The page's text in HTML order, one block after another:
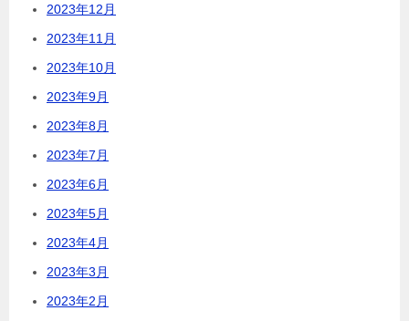
2023年12月
2023年11月
2023年10月
2023年9月
2023年8月
2023年7月
2023年6月
2023年5月
2023年4月
2023年3月
2023年2月